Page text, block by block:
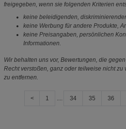
freigegeben, wenn sie folgenden Kriterien
keine beleidigenden,
keine Werbung für andere Produkte,
keine Preisangaben, persönlichen
Informationen.
Wir behalten uns vor, Bewertungen, die
Recht verstoßen, ganz oder teilweise nicht
zu entfernen.
< 1 .... 34 35 36